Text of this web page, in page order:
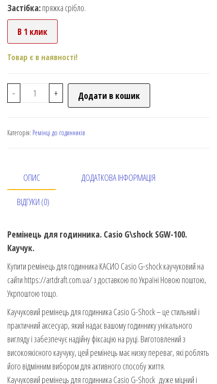
Застібка:пряжка срібло.
В 1 клик
Товар є в наявності!
- + Додати в кошик
Категорія: Ремінці до годинників
ОПИС ДОДАТКОВА ІНФОРМАЦІЯ
ВІДГУКИ (0)
Ремінець для годинника. Casio G\shock SGW-100.
Каучук.
Купити ремінець для годинника КАСИО Casio G-shock каучуковий на
сайти https://artdraft.com.ua/ з доставкою по Україні Новою поштою,
Укрпоштою тощо.
Каучуковий ремінець для годинника Casio G-Shock – це стильний і
практичний аксесуар, який надає вашому годиннику унікального
вигляду і забезпечує надійну фіксацію на руці. Виготовлений з
високоякісного каучуку, цей ремінець має низку переваг, які роблять
його відмінним вибором для активного способу життя.
Каучуковий ремінець для годинника Casio G-Shock дуже міцний і